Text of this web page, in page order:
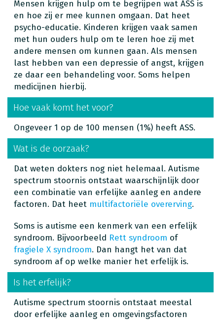
Mensen krijgen hulp om te begrijpen wat ASS is
en hoe zij er mee kunnen omgaan. Dat heet
psycho-educatie. Kinderen krijgen vaak samen
met hun ouders hulp om te leren hoe zij met
andere mensen om kunnen gaan. Als mensen
last hebben van een depressie of angst, krijgen
ze daar een behandeling voor. Soms helpen
medicijnen hierbij.
Hoe vaak komt het voor?
Ongeveer 1 op de 100 mensen (1%) heeft ASS.
Wat is de oorzaak?
Dat weten dokters nog niet helemaal. Autisme
spectrum stoornis ontstaat waarschijnlijk door
een combinatie van erfelijke aanleg en andere
factoren. Dat heet multifactoriële overerving.
Soms is autisme een kenmerk van een erfelijk
syndroom. Bijvoorbeeld Rett syndroom of
fragiele X syndroom. Dan hangt het van dat
syndroom af op welke manier het erfelijk is.
Is het erfelijk?
Autisme spectrum stoornis ontstaat meestal
door erfelijke aanleg en omgevingsfactoren